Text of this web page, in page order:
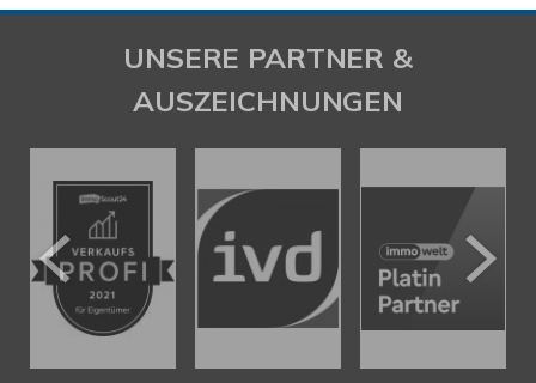
UNSERE PARTNER &
AUSZEICHNUNGEN